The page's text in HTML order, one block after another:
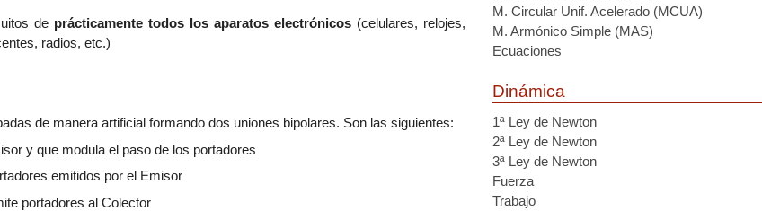
de prácticamente todos los aparatos electrónicos (celulares, relojes,
radios, etc.)
de manera artificial formando dos uniones bipolares. Son las siguientes:
y que modula el paso de los portadores
emitidos por el Emisor
portadores al Colector
M. Circular Unif. Acelerado (MCUA)
M. Armónico Simple (MAS)
Ecuaciones
Dinámica
1ª Ley de Newton
2ª Ley de Newton
3ª Ley de Newton
Fuerza
Trabajo